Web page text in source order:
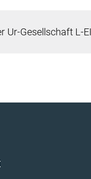
Ur-Gesellschaft L-